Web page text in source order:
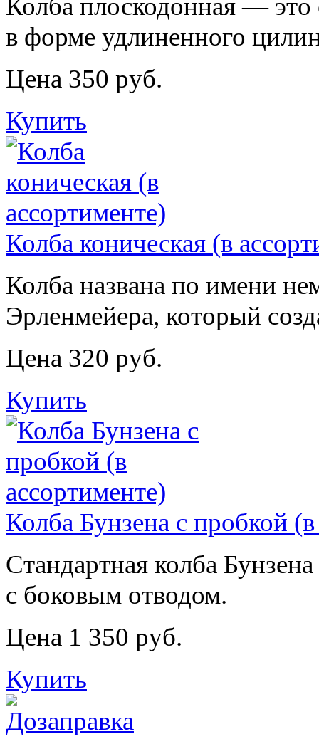
Колба плоскодонная — это
в форме удлиненного
Цена 350 руб.
Купить
Колба коническая (в
Колба названа по имени
Эрленмейера, который
Цена 320 руб.
Купить
Колба Бунзена с пробкой
Стандартная колба
с боковым отводом.
Цена 1 350 руб.
Купить